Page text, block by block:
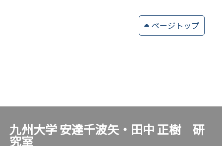
ページトップ
九州大学 安達千波矢・田中 正樹 研
究室